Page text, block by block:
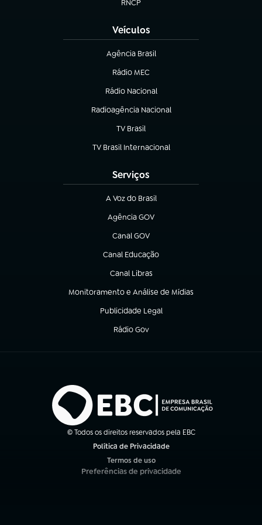
RNCP
(abre em nova aba)
Veículos
Agência Brasil
(abre em nova aba)
Rádio MEC
(abre em nova aba)
Rádio Nacional
Radioagência Nacional
(abre em nova aba)
TV Brasil
(abre em nova aba)
TV Brasil Internacional
(abre em nova aba)
Serviços
A Voz do Brasil
(abre em nova aba)
Agência GOV
(abre em nova aba)
Canal GOV
(abre em nova aba)
Canal Educação
(abre em nova aba)
Canal Libras
(abre em nova aba)
Monitoramento e Análise de Mídias
(abre em nova aba)
Publicidade Legal
(abre em nova aba)
Rádio Gov
(abre em nova aba)
© Todos os direitos reservados pela EBC
Política de Privacidade
Termos de uso
(abre em nova aba)
Preferências de privacidade